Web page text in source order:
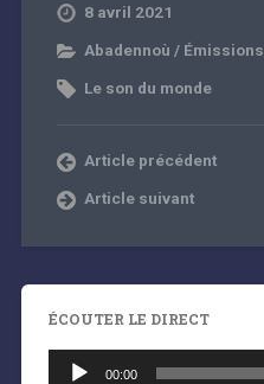
8 avril 2021
Abadennoù / Émissions
Le son du monde
Article précédent
Article suivant
ÉCOUTER LE DIRECT
audio
00:00